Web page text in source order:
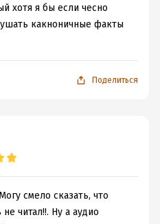
хотя я бы если чесно
какноничные факты
Поделиться
смело сказать, что
читал!!. Ну а аудио